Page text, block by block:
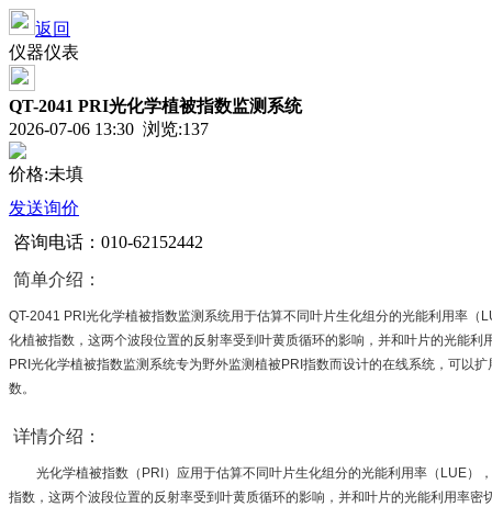
返回
仪器仪表
QT-2041 PRI光化学植被指数监测系统
2026-07-06 13:30 浏览:137
价格:未填
发送询价
咨询电话：010-62152442
简单介绍：
QT-2041 PRI光化学植被指数监测系统用于估算不同叶片生化组分的光能利用率
化植被指数，这两个波段位置的反射率受到叶黄质循环的影响，并和叶片的光能
PRI光化学植被指数监测系统专为野外监测植被PRI指数而设计的在线系统，可以
数。
详情介绍：
光化学植被指数（PRI）应用于估算不同叶片生化组分的光能利用率（LUE
指数，这两个波段位置的反射率受到叶黄质循环的影响，并和叶片的光能利用率